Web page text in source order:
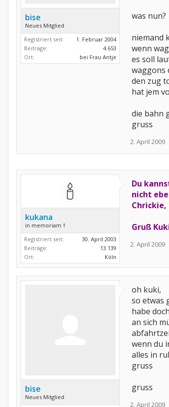
bise
Neues Mitglied
Registriert seit:
1. Februar 2004
Beiträge:
4.653
Ort:
bei Frau Antje
was nun?
niemand
wenn
es soll
waggons
den zug
hat jem
die bahn
gruss
2. April 2009
kukana
in memoriam †
Registriert seit:
30. April 2003
Beiträge:
13.139
Ort:
Köln
Du
nicht
Gruß
2. April 2009
bise
Neues Mitglied
oh kuki,
so etwas
habe
an sich
wenn du
alles in
gruss
gruss
2. April 2009